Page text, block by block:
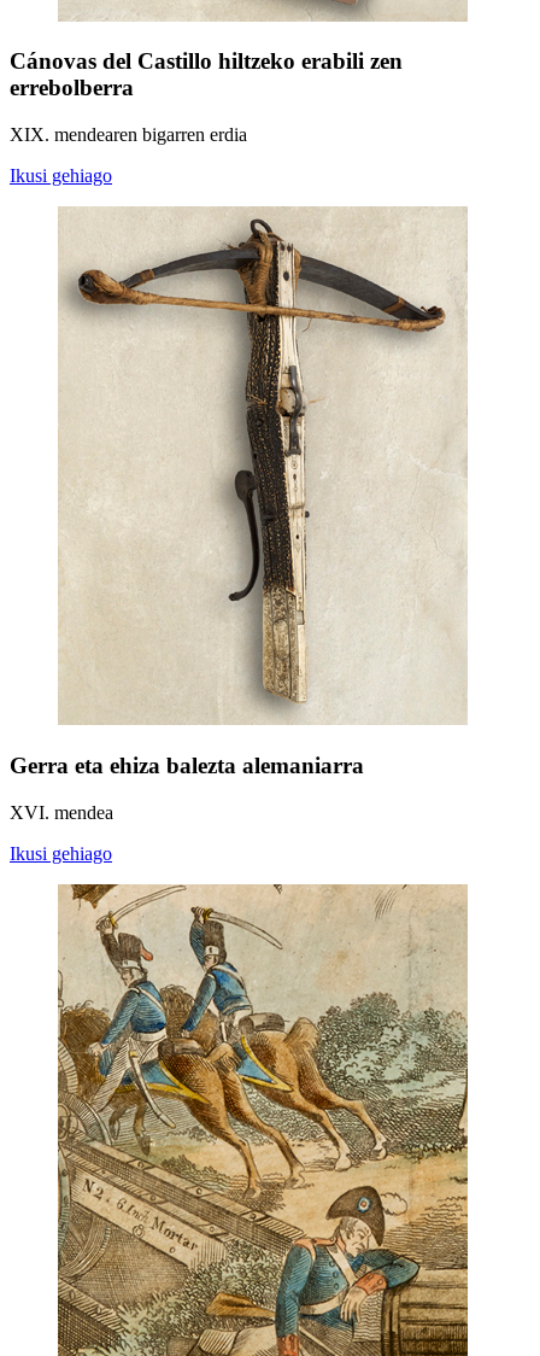
Cánovas del Castillo hiltzeko erabili zen
errebolberra
XIX. mendearen bigarren erdia
Ikusi gehiago
Gerra eta ehiza balezta alemaniarra
XVI. mendea
Ikusi gehiago